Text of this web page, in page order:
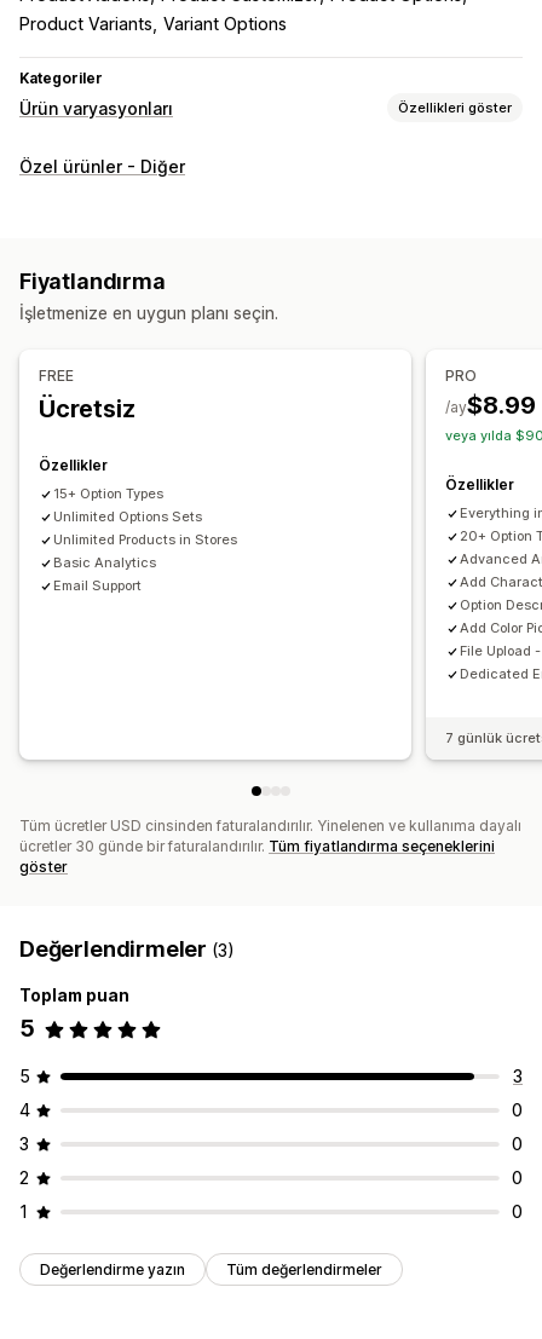
Product Variants Variant Options
Kategoriler
Ürün varyasyonları Özellikleri göster
Özelleştirme
Beden çizelgeleri
Koşullu fiyatlandırma
Eklentiler
Varyasyon ek ücretleri
Özel ürünler - Diğer
Fiyatlandırma
İşletmenize en uygun planı seçin.
FREE
Ücretsiz
Özellikler
15+ Option Types
Unlimited Options Sets
Unlimited Products in Stores
Basic Analytics
Email Support
PRO
$8.99
/ay
veya yılda
Özellikler
Everything
20+ Option
Advanced
Add
Option
Add Color
File Upload
Dedicated
7 günlük
Tüm ücretler USD cinsinden faturalandırılır. Yinelenen ve kullanıma dayalı
ücretler 30 günde bir faturalandırılır. Tüm fiyatlandırma seçeneklerini
göster
Değerlendirmeler (3)
Toplam puan
5
5
3
4
0
3
0
2
0
1
0
Değerlendirme yazın Tüm değerlendirmeler